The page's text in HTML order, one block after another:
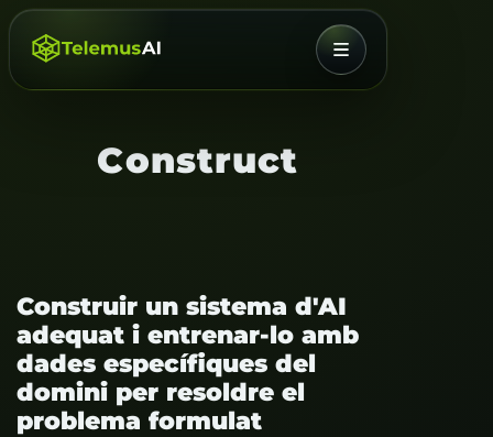
MENÚ
Construct
Construir un sistema d'AI
adequat i entrenar-lo amb
dades específiques del
domini per resoldre el
problema formulat